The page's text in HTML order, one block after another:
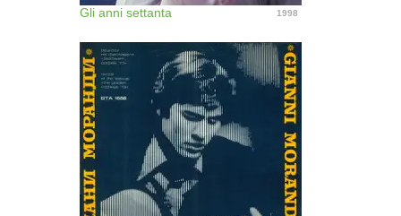
Gli anni settanta 1998